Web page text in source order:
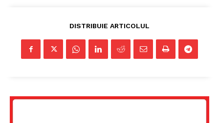
DISTRIBUIE ARTICOLUL